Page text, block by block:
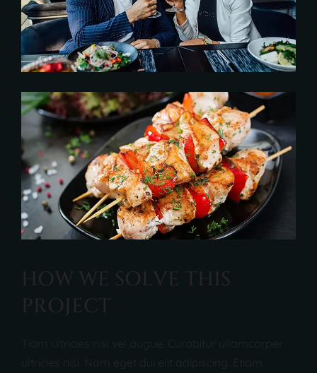
HOW WE SOLVE THIS
PROJECT
Tiam ultricies nisi vel augue. Curabitur ullamcorper
ultricies nisi. Nam eget dui elit adipiscing. Etiam